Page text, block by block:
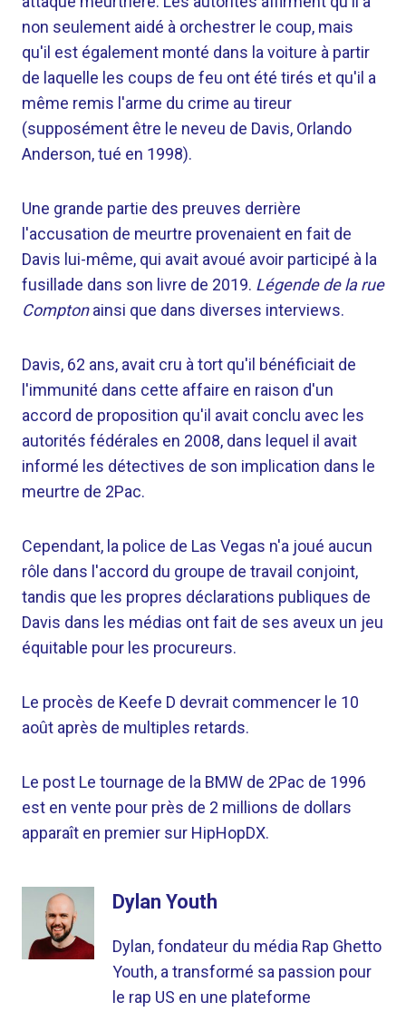
non seulement aidé à orchestrer le coup, mais
qu'il est également monté dans la voiture à partir
de laquelle les coups de feu ont été tirés et qu'il a
même remis l'arme du crime au tireur
(supposément être le neveu de Davis, Orlando
Anderson, tué en 1998).
Une grande partie des preuves derrière
l'accusation de meurtre provenaient en fait de
Davis lui-même, qui avait avoué avoir participé à la
fusillade dans son livre de 2019. Légende de la rue
Comptonainsi que dans diverses interviews.
Davis, 62 ans, avait cru à tort qu'il bénéficiait de
l'immunité dans cette affaire en raison d'un
accord de proposition qu'il avait conclu avec les
autorités fédérales en 2008, dans lequel il avait
informé les détectives de son implication dans le
meurtre de 2Pac.
Cependant, la police de Las Vegas n'a joué aucun
rôle dans l'accord du groupe de travail conjoint,
tandis que les propres déclarations publiques de
Davis dans les médias ont fait de ses aveux un jeu
équitable pour les procureurs.
Le procès de Keefe D devrait commencer le 10
août après de multiples retards.
Le post Le tournage de la BMW de 2Pac de 1996
est en vente pour près de 2 millions de dollars
apparaît en premier sur HipHopDX.
Dylan Youth
Dylan, fondateur du média Rap Ghetto
Youth, a transformé sa passion pour
le rap US en une plateforme